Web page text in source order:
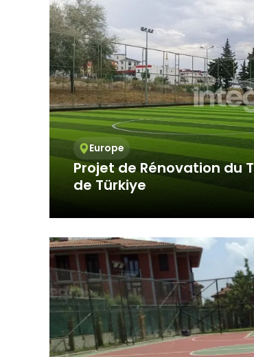
Europe
Projet de Rénovation du
de Türkiye
Chez Integral Spor, nous